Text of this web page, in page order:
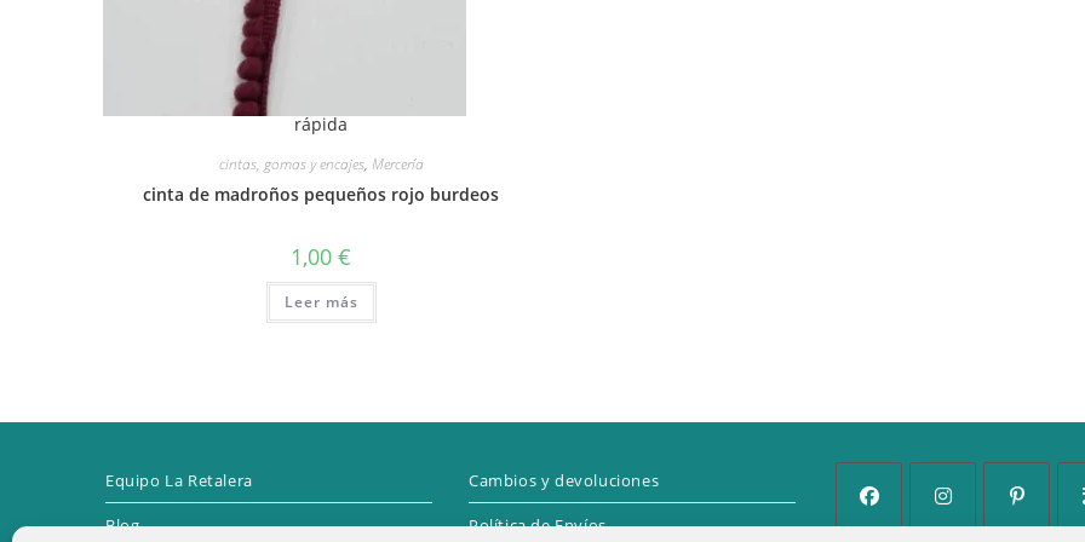
rápida
cintas, gomas y encajes, Mercería
cinta de madroños pequeños rojo burdeos
1,00€
Leer más
Equipo La Retalera
Blog
Cambios y devoluciones
Política de Envíos